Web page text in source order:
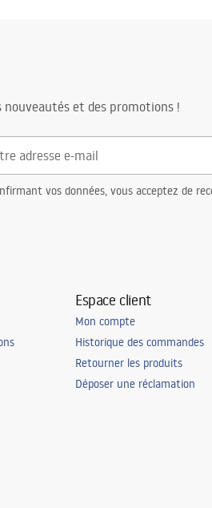
nouveautés et des promotions !
vos données, vous acceptez de
Espace client
Mon compte
Historique des commandes
Retourner les produits
Déposer une réclamation